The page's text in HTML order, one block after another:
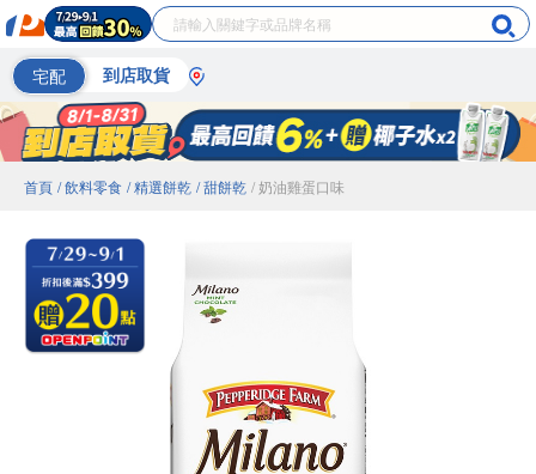
宅配 到店取貨
首頁 / 飲料零食 / 精選餅乾 / 甜餅乾 / 奶油雞蛋口味